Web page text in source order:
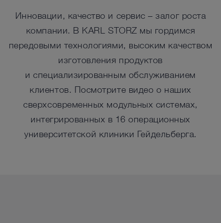
Инновации, качество и сервис – залог роста
компании. В KARL STORZ мы гордимся
передовыми технологиями, высоким качеством
изготовления продуктов
и специализированным обслуживанием
клиентов. Посмотрите видео о наших
сверхсовременных модульных системах,
интегрированных в 16 операционных
университетской клиники Гейдельберга.